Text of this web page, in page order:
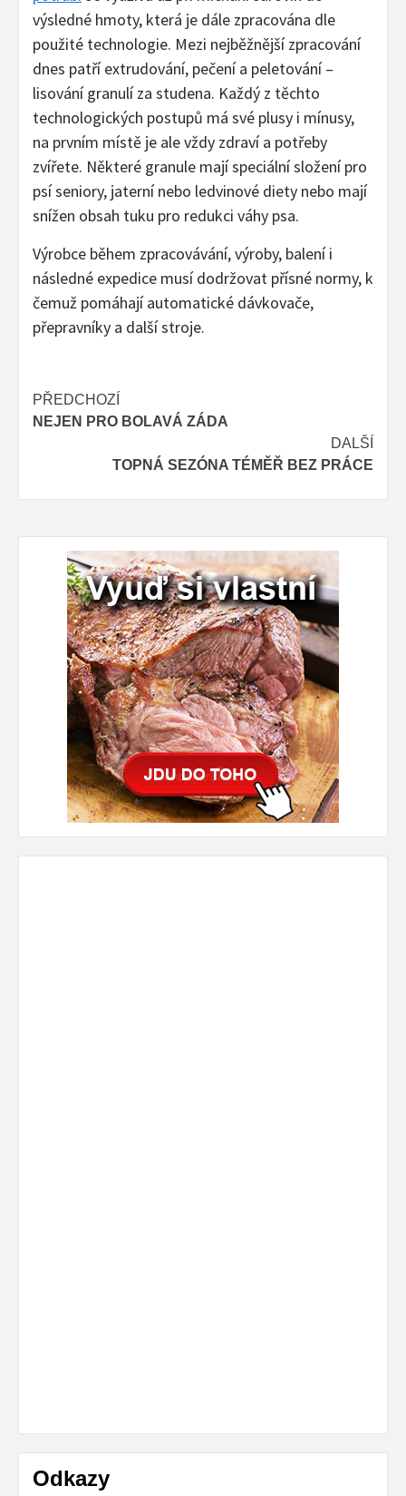
výsledné hmoty, která je dále zpracována dle
použité technologie. Mezi nejběžnější zpracování
dnes patří extrudování, pečení a peletování –
lisování granulí za studena. Každý z těchto
technologických postupů má své plusy i mínusy,
na prvním místě je ale vždy zdraví a potřeby
zvířete. Některé granule mají speciální složení pro
psí seniory, jaterní nebo ledvinové diety nebo mají
snížen obsah tuku pro redukci váhy psa.
Výrobce během zpracovávání, výroby, balení i
následné expedice musí dodržovat přísné normy, k
čemuž pomáhají automatické dávkovače,
přepravníky a další stroje.
Post
navigation
PŘEDCHOZÍ
NEJEN PRO BOLAVÁ ZÁDA
DALŠÍ
TOPNÁ SEZÓNA TÉMĚŘ BEZ PRÁCE
Odkazy